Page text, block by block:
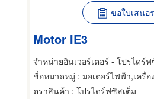
ขอใบเสนอ
Motor IE3
จำหน่ายอินเวอร์เตอร์ - โปรไดร์
ชื่อหมวดหมู่ : มอเตอร์ไฟฟ้า,เครื่องปรับความเร็
ตราสินค้า : โปรไดร์ฟซิสเต็ม